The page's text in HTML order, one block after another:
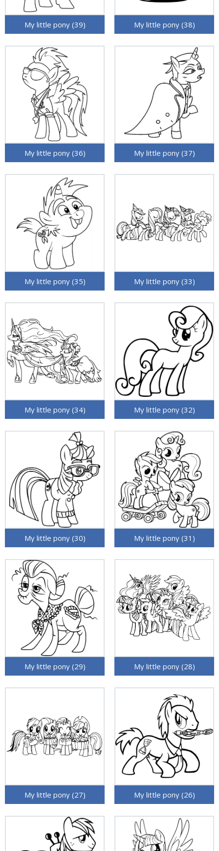
My little pony (39) My little pony (38)
My little pony (36) My little pony (37)
My little pony (35) My little pony (33)
My little pony (34) My little pony (32)
My little pony (30) My little pony (31)
My little pony (29) My little pony (28)
My little pony (27) My little pony (26)